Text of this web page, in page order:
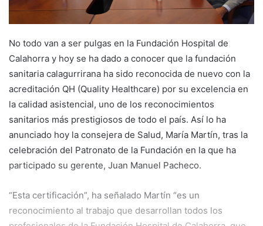
No todo van a ser pulgas en la Fundación Hospital de
Calahorra y hoy se ha dado a conocer que la fundación
sanitaria calagurrirana ha sido reconocida de nuevo con la
acreditación QH (Quality Healthcare) por su excelencia en
la calidad asistencial, uno de los reconocimientos
sanitarios más prestigiosos de todo el país. Así lo ha
anunciado hoy la consejera de Salud, María Martín, tras la
celebración del Patronato de la Fundación en la que ha
participado su gerente, Juan Manuel Pacheco.
“Esta certificación”, ha señalado Martín “es un
reconocimiento al trabajo que desarrollan todos los